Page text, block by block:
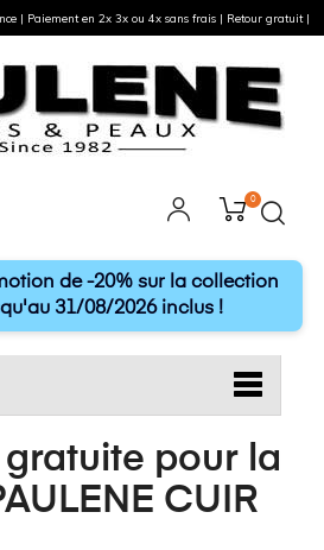
0
de -20% sur la collection
31/08/2026 inclus !
gratuite pour la
CUIR
| Paiement en 2x 3x ou 4x sans frais | Retour gratuit |